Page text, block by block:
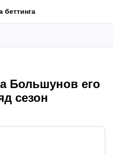
беттинга
Большунов его
сезон